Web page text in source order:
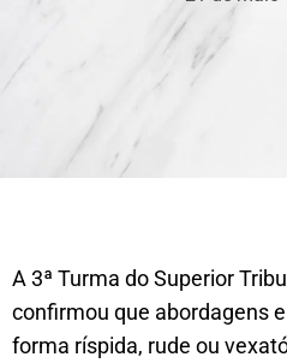
A 3ª Turma do Superior
confirmou que abordagens
forma ríspida, rude ou